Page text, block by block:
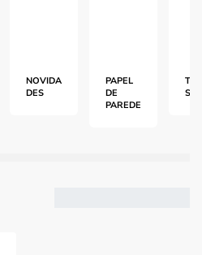
NOVIDA
DES
PAPEL
DE
PAREDE
S